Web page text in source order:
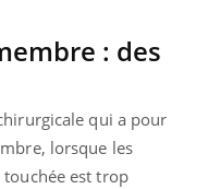
: des
qui a pour
lorsque les
est trop